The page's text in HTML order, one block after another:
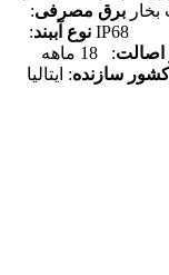
برق مصرفی:
: نوع آببند:
اصالت
: 18 ماهه
کشور سازنده: ایتالیا